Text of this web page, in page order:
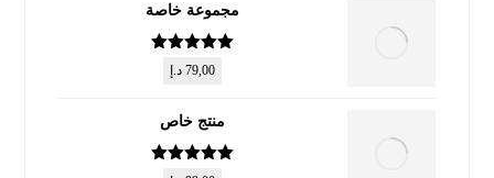
مجموعة خاصة
تم التقييم
من 5
79,00 د.إ
منتج خاص
تم التقييم